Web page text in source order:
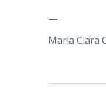
—
Maria Clara